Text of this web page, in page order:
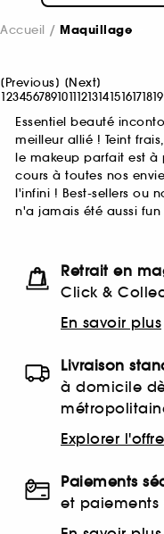
Accueil Maquillage
[Previous] [Next]
12345678910111213141516171819
Essentiel beauté
meilleur allié ! Teint
le makeup parfait est à
cours à toutes nos
l'infini ! Best-sellers ou
n'a jamais été aussi
Retrait en
Click &
En savoir plus
Livraison
à domicile
Explorer l'offre
Paiements
et paiements